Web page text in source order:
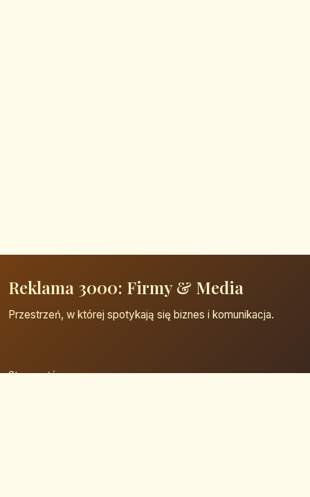
Reklama 3000: Firmy & Media
Przestrzeń, w której spotykają się biznes i komunikacja.
Strona główna